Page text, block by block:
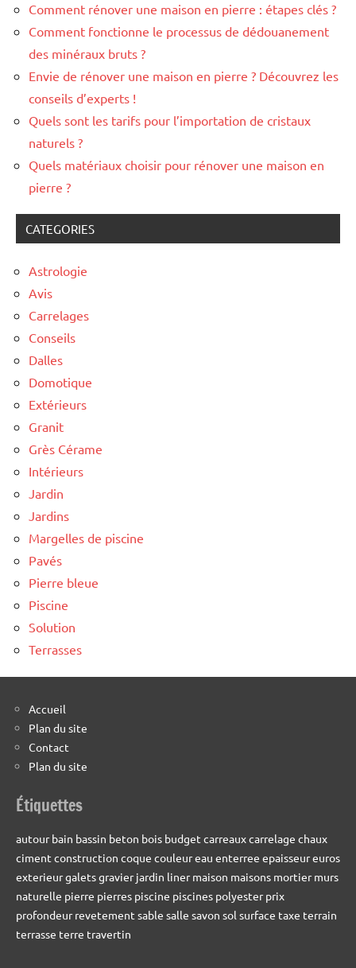
Comment rénover une maison en pierre : étapes clés ?
Comment fonctionne le processus de dédouanement
des minéraux bruts ?
Envie de rénover une maison en pierre ? Découvrez les
conseils d’experts !
Quels sont les tarifs pour l’importation de cristaux
naturels ?
Quels matériaux choisir pour rénover une maison en
pierre ?
CATEGORIES
Astrologie
Avis
Carrelages
Conseils
Dalles
Domotique
Extérieurs
Granit
Grès Cérame
Intérieurs
Jardin
Jardins
Margelles de piscine
Pavés
Pierre bleue
Piscine
Solution
Terrasses
Accueil
Plan du site
Contact
Plan du site
Étiquettes
autour bain bassin beton bois budget carreauxcarrelage chaux
ciment construction coque couleureau enterree epaisseureuros
exterieurgaletsgravier jardin liner maison maisons mortier murs
naturelle pierre pierres piscine piscines polyester prix
profondeur revetement sable salle savon sol surface taxe terrain
terrasse terre travertin